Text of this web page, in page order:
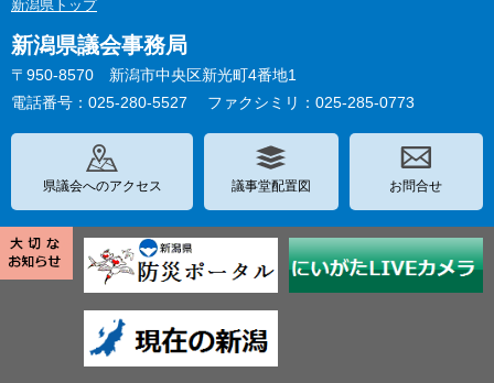
新潟県トップ
新潟県議会事務局
〒950-8570 新潟市中央区新光町4番地1
電話番号：025-280-5527
ファクシミリ：025-285-0773
県議会へのアクセス 議事堂配置図 お問合せ